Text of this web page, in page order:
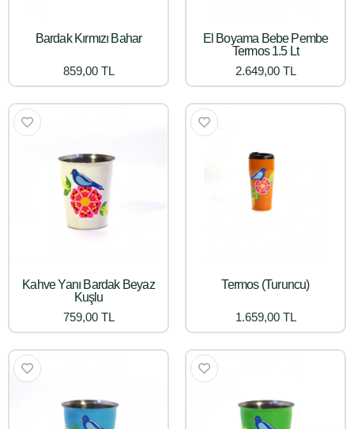
Bardak Kırmızı Bahar
859,00 TL
El Boyama Bebe Pembe
Termos 1.5 Lt
2.649,00 TL
Kahve Yanı Bardak Beyaz
Kuşlu
759,00 TL
Termos (Turuncu)
1.659,00 TL